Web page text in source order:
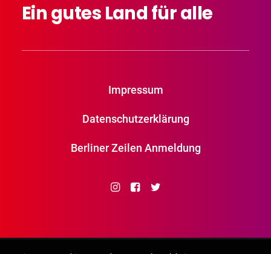
EingutesLandfüralle
Impressum
Datenschutzerklärung
Berliner Zeilen Anmeldung